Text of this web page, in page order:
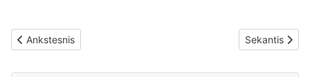
Previous article: Kaip pašalinti kompiuterio slaptažodį?
Ankstesnis Next article:
Sekantis